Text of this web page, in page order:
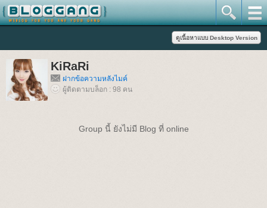
KiRaRi
ฝากข้อความหลังไมค์
ผู้ติดตามบล็อก : 98 คน
Group นี้ ยังไม่มี Blog ที่ online